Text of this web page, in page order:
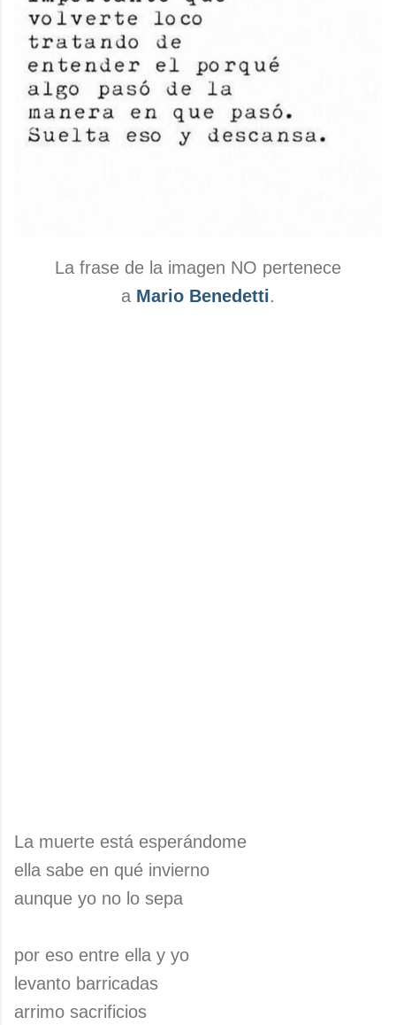
La frase de la imagen NO pertenece
a Mario Benedetti.
La muerte está esperándome
ella sabe en qué invierno
aunque yo no lo sepa
por eso entre ella y yo
levanto barricadas
arrimo sacrificios